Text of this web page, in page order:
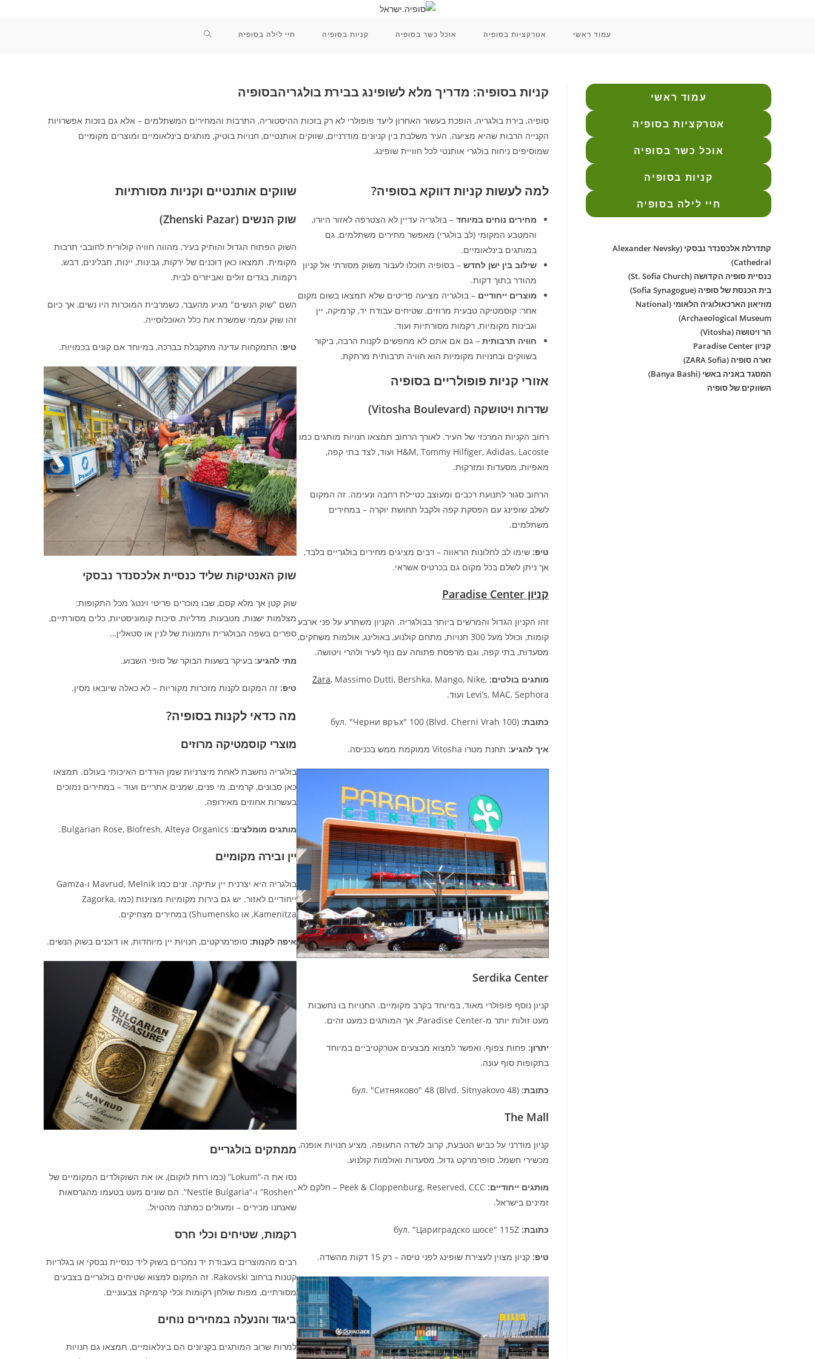
עמוד ראשי אטרקציות בסופיה אוכל כשר בסופיה קניות בסופיה חיי לילה בסופיה TOGGLE
קניות בסופיה: מדריך מלא לשופינג בבירת בולגריהבסופיה
סופיה, בירת בולגריה, הופכת בעשור האחרון ליעד פופולרי לא רק בזכות ההיסטוריה, התרבות והמחירים המשתלמים – אלא גם בזכות אפשרויות
הקנייה הרבות שהיא מציעה. העיר משלבת בין קניונים מודרניים, שווקים אותנטיים, חנויות בוטיק, מותגים בינלאומיים ומוצרים מקומיים
שמוסיפים ניחוח בולגרי אותנטי לכל חוויית שופינג.
למה לעשות קניות דווקא בסופיה?
מחירים נוחים במיוחד – בולגריה עדיין לא הצטרפה לאזור היורו,
והמטבע המקומי (לב בולגרי) מאפשר מחירים משתלמים, גם
במותגים בינלאומיים.
שילוב בין ישן לחדש – בסופיה תוכלו לעבור משוק מסורתי אל קניון
מהודר בתוך דקות.
מוצרים ייחודיים – בולגריה מציעה פריטים שלא תמצאו בשום מקום
אחר: קוסמטיקה טבעית מרוזים, שטיחים עבודת יד, קרמיקה, יין
וגבינות מקומיות, רקמות מסורתיות ועוד.
חוויה תרבותית – גם אם אתם לא מחפשים לקנות הרבה, ביקור
בשווקים ובחנויות מקומיות הוא חוויה תרבותית מרתקת.
אזורי קניות פופולריים בסופיה
שדרות ויטושקה (Vitosha Boulevard)
רחוב הקניות המרכזי של העיר. לאורך הרחוב תמצאו חנויות מותגים כמו
H&M, Tommy Hilfiger, Adidas, Lacoste ועוד, לצד בתי קפה,
מאפיות, מסעדות ומזרקות.
הרחוב סגור לתנועת רכבים ומעוצב כטיילת רחבה ונעימה. זה המקום
לשלב שופינג עם הפסקת קפה ולקבל תחושת יוקרה – במחירים
משתלמים.
טיפ: שימו לב לחלונות הראווה – רבים מציגים מחירים בולגריים בלבד,
אך ניתן לשלם בכל מקום גם בכרטיס אשראי.
קניון Paradise Center
זהו הקניון הגדול והמרשים ביותר בבולגריה. הקניון משתרע על פני ארבע
קומות, וכולל מעל 300 חנויות, מתחם קולנוע, באולינג, אולמות משחקים,
מסעדות, בתי קפה, וגם מרפסת פתוחה עם נוף לעיר ולהרי ויטושה.
מותגים בולטים: Zara, Massimo Dutti, Bershka, Mango, Nike,
Levi’s, MAC, Sephora ועוד.
כתובת:
איך להגיע: תחנת מטרו Vitosha ממוקמת ממש בכניסה.
Serdika Center
קניון נוסף פופולרי מאוד, במיוחד בקרב מקומיים. החנויות בו נחשבות
מעט זולות יותר מ-Paradise Center, אך המותגים כמעט זהים.
יתרון: פחות צפוף, ואפשר למצוא מבצעים אטרקטיביים במיוחד
בתקופות סוף עונה.
כתובת:
The Mall
קניון מודרני על כביש הטבעת, קרוב לשדה התעופה. מציע חנויות אופנה,
מכשירי חשמל, סופרמרקט גדול, מסעדות ואולמות קולנוע.
מותגים ייחודיים:
Peek & Cloppenburg, Reserved, CCC – חלקם לא
זמינים בישראל.
כתובת:
טיפ: קניון מצוין לעצירת שופינג לפני טיסה – רק 15 דקות מהשדה.
שווקים אותנטיים וקניות מסורתיות
שוק הנשים (Zhenski Pazar)
השוק הפתוח הגדול והותיק בעיר, מהווה חוויה קולורית לחובבי תרבות
מקומית. תמצאו כאן דוכנים של ירקות, גבינות, יינות, תבלינים, דבש,
רקמות, בגדים זולים ואביזרים לבית.
השם "שוק הנשים" מגיע מהעבר, כשמרבית המוכרות היו נשים, אך כיום
זהו שוק עממי שמשרת את כלל האוכלוסייה.
טיפ: התמקחות עדינה מתקבלת בברכה, במיוחד אם קונים בכמויות.
שוק האנטיקות שליד כנסיית אלכסנדר נבסקי
שוק קטן אך מלא קסם, שבו מוכרים פריטי וינטג’ מכל התקופות:
מצלמות ישנות, מטבעות, מדליות, סיכות קומוניסטיות, כלים מסורתיים,
ספרים בשפה הבולגרית ותמונות של לנין או סטאלין…
מתי להגיע: בעיקר בשעות הבוקר של סופי השבוע.
טיפ: זה המקום לקנות מזכרות מקוריות – לא כאלה שיובאו מסין.
מה כדאי לקנות בסופיה?
מוצרי קוסמטיקה מרוזים
בולגריה נחשבת לאחת מיצרניות שמן הורדים האיכותי בעולם. תמצאו
כאן סבונים, קרמים, מי פנים, שמנים אתריים ועוד – במחירים נמוכים
בעשרות אחוזים מאירופה.
מותגים מומלצים:
יין ובירה מקומיים
בולגריה היא יצרנית יין עתיקה. זנים כמו Mavrud, Melnik ו-Gamza
ייחודיים לאזור. יש גם בירות מקומיות מצוינות (כמו Zagorka,
Kamenitza, או Shumensko) במחירים מצחיקים.
איפה לקנות: סופרמרקטים, חנויות יין מיוחדות, או דוכנים בשוק הנשים.
ממתקים בולגריים
נסו את ה-“Lokum” (כמו רחת לוקום), או את השוקולדים המקומיים של
“Roshen” ו-“Nestle Bulgaria”. הם שונים מעט בטעמו מהגרסאות
שאנחנו מכירים – ומעולים כמתנה מהטיול.
רקמות, שטיחים וכלי חרס
רבים מהמוצרים בעבודת יד נמכרים בשוק ליד כנסיית נבסקי או בגלריות
קטנות ברחוב Rakovski. זה המקום למצוא שטיחים בולגריים בצבעים
מסורתיים, מפות שולחן רקומות וכלי קרמיקה צבעוניים.
ביגוד והנעלה במחירים נוחים
למרות שרוב המותגים בקניונים הם בינלאומיים, תמצאו גם חנויות
עמוד ראשי
אטרקציות בסופיה
אוכל כשר בסופיה
קניות בסופיה
חיי לילה בסופיה
קתדרלת אלכסנדר נבסקי (Alexander Nevsky
Cathedral)
כנסיית סופיה הקדושה (St. Sofia Church)
בית הכנסת של סופיה (Sofia Synagogue)
מוזיאון הארכאולוגיה הלאומי (National
Archaeological Museum)
הר ויטושה (Vitosha)
קניון Paradise Center
זארה סופיה (ZARA Sofia)
המסגד באניה באשי (Banya Bashi)
השווקים של סופיה